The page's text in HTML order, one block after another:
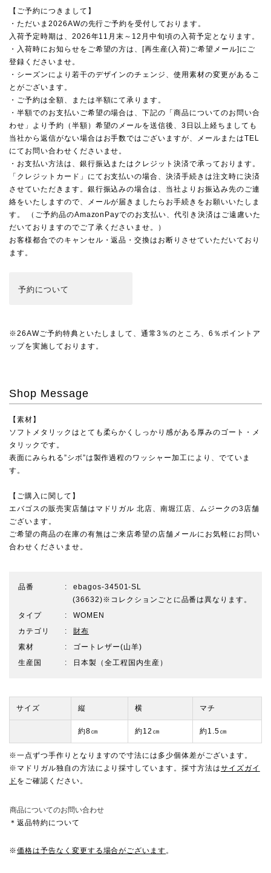
【ご予約につきまして】
・ただいま2026AWの先行ご予約を受付しております。
入荷予定時期は、2026年11月末～12月中旬頃の入荷予定となります。
・入荷時にお知らせをご希望の方は、[再生産(入荷)ご希望メール]にご
登録くださいませ。
・シーズンにより若干のデザインのチェンジ、使用素材の変更があるこ
とがございます。
・ご予約は全額、または半額にて承ります。
・半額でのお支払いご希望の場合は、下記の「商品についてのお問い合
わせ」より予約（半額）希望のメールを送信後、3日以上経ちましても
当社から返信がない場合はお手数ではございますが、メールまたはTEL
にてお問い合わせくださいませ。
・お支払い方法は、銀行振込またはクレジット決済で承っております。
「クレジットカード」にてお支払いの場合、決済手続きは注文時に決済
させていただきます。銀行振込みの場合は、当社よりお振込み先のご連
絡をいたしますので、メールが届きましたらお手続きをお願いいたしま
す。 （ご予約品のAmazonPayでのお支払い、代引き決済はご遠慮いた
だいておりますのでご了承くださいませ。）
お客様都合でのキャンセル・返品・交換はお断りさせていただいており
ます。
予約 について
※26AWご予約特典といたしまして、通常3％のところ、6％ポイントア
ップを実施しております。
Shop Message
【素材】
ソフトメタリックはとても柔らかくしっかり感がある厚みのゴート・メ
タリックです。
表面にみられる”シボ”は製作過程のワッシャー加工により、でていま
す。
【ご購入に関して】
エバゴスの販売実店舗は マドリガル 北店 、南堀江店 ムジーク の3店舗
ございます。
ご希望の商品の在庫の有無はご来店希望の店舗メールにお気軽にお問い
合わせくださいませ。
品番
ebagos-34501-SL
(36632)※コレクションごとに品番は異なります。
タイプ
WOMEN
カテゴリ
財布
素材
ゴートレザー(山羊)
生産国
日本製（全工程国内生産）
サイズ 縦 横 マチ
約8㎝ 約12㎝ 約1.5㎝
※一点ずつ手作りとなりますので寸法には多少個体差がございます。
※マドリガル独自の方法により採寸しています。採寸方法はサイズガイ
ド をご確認ください。
商品についてのお問い合わせ
＊返品特約について
※価格は予告なく変更する場合がございます 。